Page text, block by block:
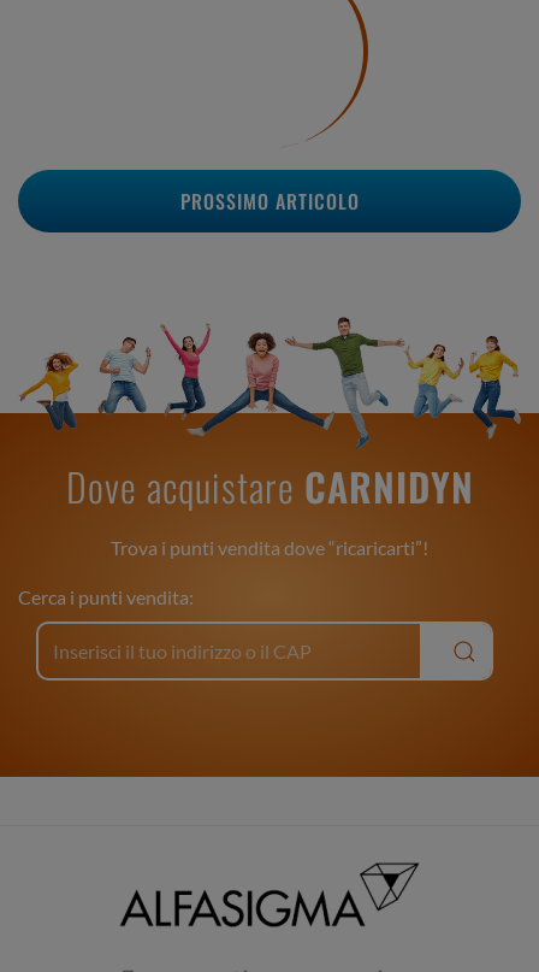
PROSSIMO ARTICOLO
Dove acquistare CARNIDYN
Trova i punti vendita dove “ricaricarti”!
Cerca i punti vendita: